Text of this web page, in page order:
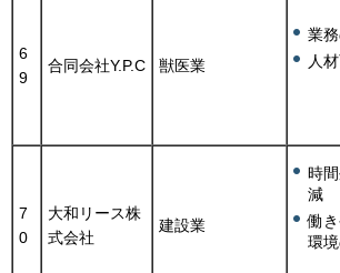
6
9
合同会社Y.P.C 獣医業
業
人
7
0
大和リース株
式会社
建設業
時
減
働
環